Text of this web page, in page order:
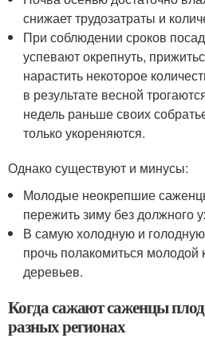
снижает трудозатраты и
При соблюдении сроков
успевают окрепнуть,
нарастить некоторое
в результате весной
недель раньше своих
только укореняются.
Однако существуют и минусы:
Молодые неокрепшие
пережить зиму без должного
В самую холодную и
прочь полакомиться молодой
деревьев.
Когда сажают саженцы
разных регионах